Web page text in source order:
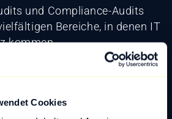
Cookies
und Compliance-Audits
Bereiche, in denen IT
kommen.
und Effizienz Ihrer IT-
Digitalexpert:innen stehen
maßgeschneiderte IT Audits